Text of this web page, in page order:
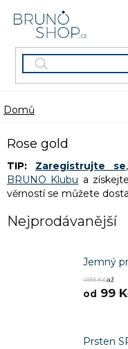
Domů
Rose gold
TIP: Zaregistrujte se
BRUNO Klubu a
věrností se můžete
Nejprodávanější
Jemný
499 Kčaž
od 99
Prsten